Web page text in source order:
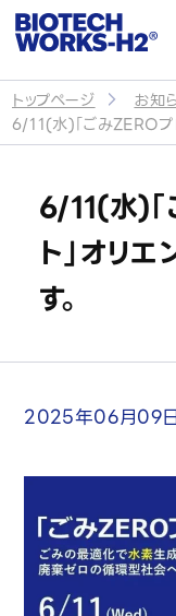
サイトトッ
企業情報
会社概要
パートナー・提
投資をご検討
採用情報
トップページ
お知
6/11(水)「ごみZEROプ
6/11(水)
ト」オリ
す。
2025年06月09